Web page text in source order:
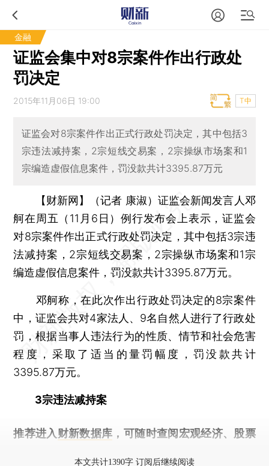
金融
证监会集中对8宗案件作出行政处
罚决定
2015年11月06日 19:00 T中
证监会对8宗案件作出正式行政处罚决定，其中包括3
宗违法减持案，2宗短线交易案，2宗操纵市场案和1
宗编造虚假信息案件，罚没款共计3395.87万元
【财新网】（记者 康淑） 证监会新闻发言人邓
舸在周五（11月6日）例行发布会上表示，证监会
对8宗案件作出正式行政处罚决定，其中包括3宗违
法减持案，2宗短线交易案，2宗操纵市场案和1宗
编造虚假信息案件，罚没款共计3395.87万元。
邓舸称，在此次作出行政处罚决定的8宗案件
中，证监会共对4家法人、9名自然人进行了行政处
罚，根据当事人违法行为的性质、情节和社会危害
程度，采取了适当的量罚幅度，罚没款共计
3395.87万元。
3宗违法减持案
推荐进入 财新数据库 ，可随时查阅宏观经济、股票
本文共计1390字 订阅后继续阅读